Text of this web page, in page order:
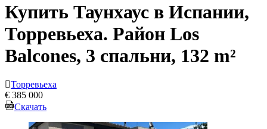
Купить Таунхаус в Испании,
Торревьеха. Район Los
Balcones, 3 спальни, 132 m²
Торревьеха
€ 385 000
Скачать